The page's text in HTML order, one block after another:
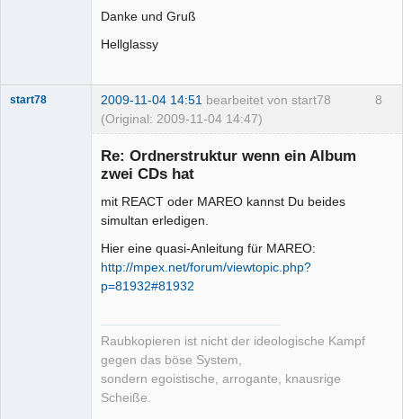
Danke und Gruß
Hellglassy
8
start78 2009-11-04 14:51 bearbeitet von start78
(Original: 2009-11-04 14:47)
Re: Ordnerstruktur wenn ein Album
zwei CDs hat
mit REACT oder MAREO kannst Du beides
simultan erledigen.
Hier eine quasi-Anleitung für MAREO:
http://mpex.net/forum/viewtopic.php?
p=81932#81932
Raubkopieren ist nicht der ideologische Kampf
gegen das böse System,
sondern egoistische, arrogante, knausrige
Scheiße.